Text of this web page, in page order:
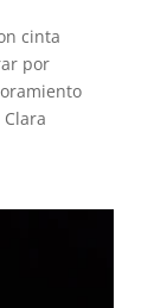
cinta
por